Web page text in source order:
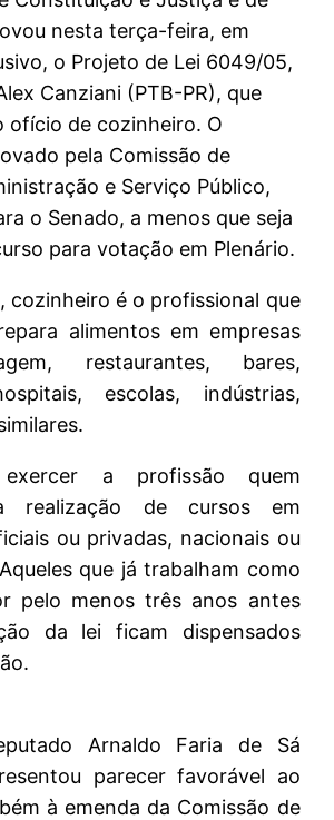
nesta terça-feira, em
o Projeto de Lei 6049/05,
Canziani (PTB-PR), que
ofício de cozinheiro. O
pela Comissão de
e Serviço Público,
o Senado, a menos que seja
para votação em Plenário.
cozinheiro é o profissional que
alimentos em empresas
restaurantes, bares,
escolas, indústrias,
a profissão quem
realização de cursos em
ou privadas, nacionais ou
que já trabalham como
pelo menos três anos antes
da lei ficam dispensados
Arnaldo Faria de Sá
parecer favorável ao
à emenda da Comissão de